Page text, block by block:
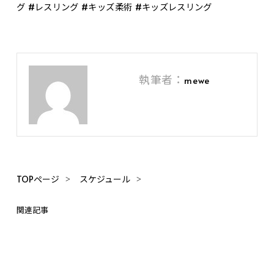
グ #レスリング #キッズ柔術 #キッズレスリング
執筆者： mewe
TOPページ スケジュール
関連記事